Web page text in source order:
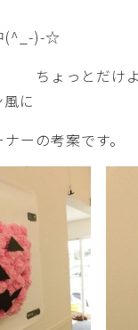
(^_-)-☆
ちょっとだ
に
ーの考案です。